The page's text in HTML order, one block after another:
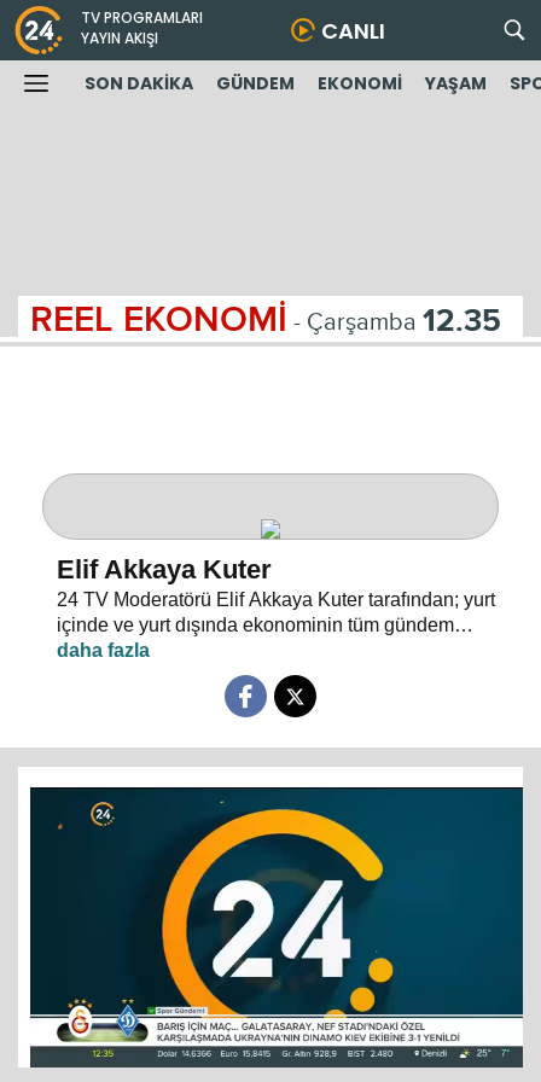
TV PROGRAMLARI
YAYIN AKIŞI
CANLI
SON DAKİKA GÜNDEM EKONOMİ YAŞAM
REEL EKONOMİ - Çarşamba 12.35
Elif Akkaya Kuter
24 TV Moderatörü Elif Akkaya Kuter tarafından; yurt
içinde ve yurt dışında ekonominin tüm gündem
maddeleri ve alanında uzman stüdyo konuklarıyla
sebep sonuç ilişkileri analiz ediliyor.